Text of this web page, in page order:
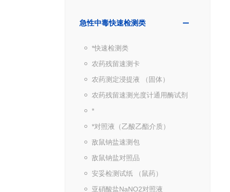
急性中毒快速检测类
*快速检测类
农药残留速测卡
农药测定浸提液 （固体）
农药残留速测光度计通用酶试剂
*
*对照液（乙酸乙酯介质）
敌鼠钠盐速测包
敌鼠钠盐对照品
安妥检测试纸 （鼠药）
亚硝酸盐NaNO2对照液